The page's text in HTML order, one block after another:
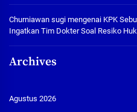
Churniawan sugi mengenai KPK
Ingatkan Tim Dokter Soal Resiko
Archives
Agustus 2026